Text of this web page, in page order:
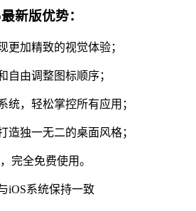
新版优势：
更加精致的视觉体验；
自由调整图标顺序；
统，轻松掌控所有应用；
造独一无二的桌面风格；
完全免费使用。
iOS系统保持一致